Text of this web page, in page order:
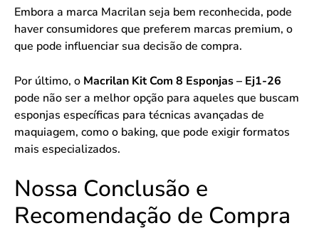
Embora a marca Macrilan seja bem reconhecida, pode
haver consumidores que preferem marcas premium, o
que pode influenciar sua decisão de compra.
Por último, o Macrilan Kit Com 8 Esponjas – Ej1-26
pode não ser a melhor opção para aqueles que buscam
esponjas específicas para técnicas avançadas de
maquiagem, como o baking, que pode exigir formatos
mais especializados.
Nossa Conclusão e
Recomendação de Compra